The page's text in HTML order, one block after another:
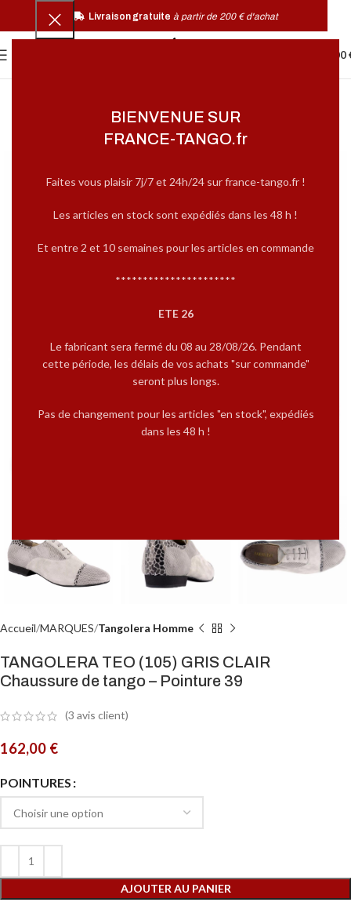
BIENVENUE SUR
FRANCE-TANGO.fr
Faites vous plaisir 7j/7 et 24h/24 sur france-tango.fr !
Les articles en stock sont expédiés dans les 48 h !
Et entre 2 et 10 semaines pour les articles en commande
**********************
ETE 26
Le fabricant sera fermé du 08 au 28/08/26. Pendant
cette période, les délais de vos achats "sur commande"
seront plus longs.
Pas de changement pour les articles "en stock", expédiés
dans les 48 h !
0,00
Accueil MARQUES Tangolera Homme
TANGOLERA TEO (105) GRIS CLAIR
Chaussure de tango – Pointure 39
(3 avis client)
162,00 €
POINTURES
AJOUTER AU PANIER
Livraison gratuite à partir de 200 € d'achat